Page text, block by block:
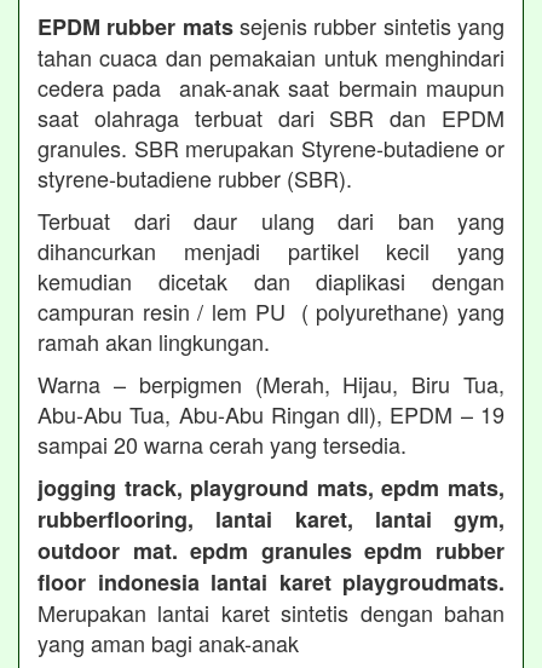
EPDM rubber matssejenis rubber sintetis yang
tahan cuaca dan pemakaian untuk menghindari
cedera pada anak-anak saat bermain maupun
saat olahraga terbuat dari SBR dan EPDM
granules. SBR merupakan Styrene-butadiene or
styrene-butadiene rubber (SBR).
Terbuat dari daur ulang dari ban yang
dihancurkan menjadi partikel kecil yang
kemudian dicetak dan diaplikasi dengan
campuran resin / lem PU ( polyurethane) yang
ramah akan lingkungan.
Warna – berpigmen (Merah, Hijau, Biru Tua,
Abu-Abu Tua, Abu-Abu Ringan dll), EPDM – 19
sampai 20 warna cerah yang tersedia.
jogging track, playground mats, epdm mats,
rubberflooring, lantai karet, lantai gym,
outdoor mat. epdm granules epdm rubber
floor indonesia lantai karet playgroudmats.
Merupakan lantai karet sintetis dengan bahan
yang aman bagi anak-anak